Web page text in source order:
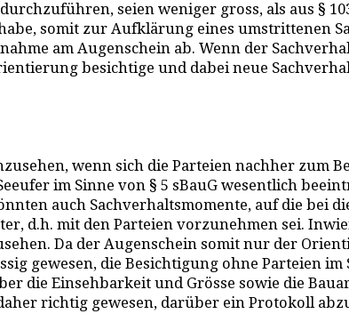
seien weniger gross, als aus §
somit zur Aufklärung eines umstrittenen
am Augenschein ab. Wenn der
besichtige und dabei neue
wenn sich die Parteien nachher zum
im Sinne von § 5 sBauG wesentlich
auch Sachverhaltsmomente, auf die bei
d.h. mit den Parteien vorzunehmen sei.
Da der Augenschein somit nur der
gewesen, die Besichtigung ohne Parteien
die Einsehbarkeit und Grösse sowie die
richtig gewesen, darüber ein Protokoll